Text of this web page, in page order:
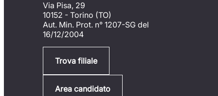
Via Pisa, 29
10152 - Torino (TO)
Aut. Min. Prot. n° 1207-SG del
16/12/2004
Trova filiale
Area candidato